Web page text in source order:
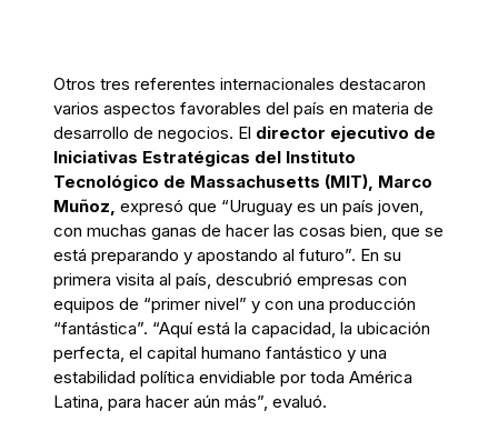
Otros tres referentes internacionales destacaron
varios aspectos favorables del país en materia de
desarrollo de negocios. El director ejecutivo de
Iniciativas Estratégicas del Instituto
Tecnológico de Massachusetts (MIT), Marco
Muñoz, expresó que “Uruguay es un país joven,
con muchas ganas de hacer las cosas bien, que se
está preparando y apostando al futuro”. En su
primera visita al país, descubrió empresas con
equipos de “primer nivel” y con una producción
“fantástica”. “Aquí está la capacidad, la ubicación
perfecta, el capital humano fantástico y una
estabilidad política envidiable por toda América
Latina, para hacer aún más”, evaluó.